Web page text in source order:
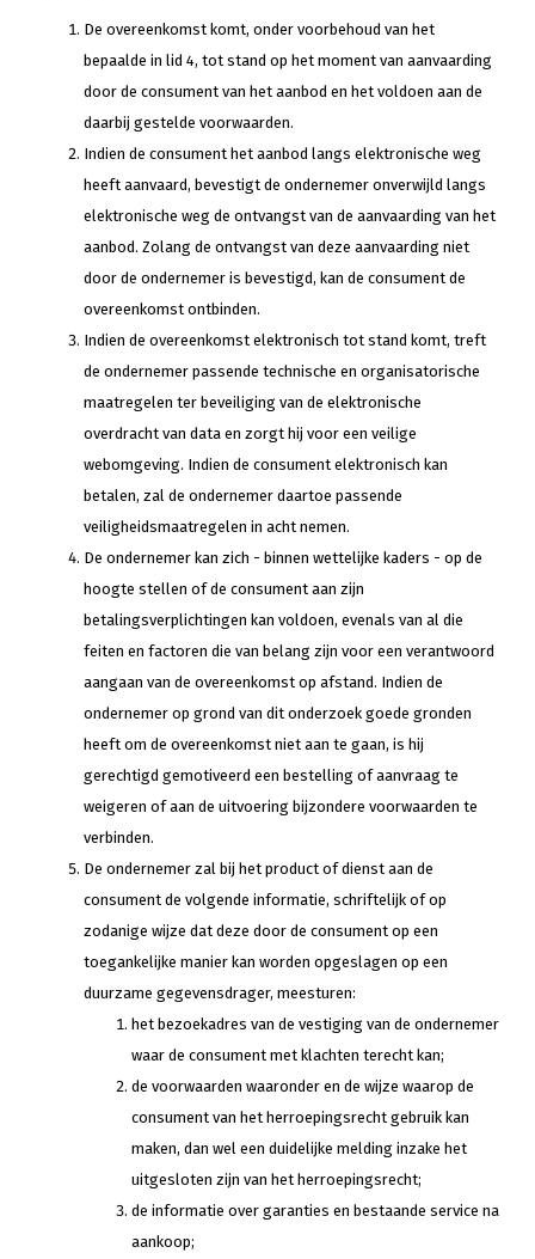
De overeenkomst komt, onder voorbehoud van het
bepaalde in lid 4, tot stand op het moment van aanvaarding
door de consument van het aanbod en het voldoen aan de
daarbij gestelde voorwaarden.
Indien de consument het aanbod langs elektronische weg
heeft aanvaard, bevestigt de ondernemer onverwijld langs
elektronische weg de ontvangst van de aanvaarding van het
aanbod. Zolang de ontvangst van deze aanvaarding niet
door de ondernemer is bevestigd, kan de consument de
overeenkomst ontbinden.
Indien de overeenkomst elektronisch tot stand komt, treft
de ondernemer passende technische en organisatorische
maatregelen ter beveiliging van de elektronische
overdracht van data en zorgt hij voor een veilige
webomgeving. Indien de consument elektronisch kan
betalen, zal de ondernemer daartoe passende
veiligheidsmaatregelen in acht nemen.
De ondernemer kan zich - binnen wettelijke kaders - op de
hoogte stellen of de consument aan zijn
betalingsverplichtingen kan voldoen, evenals van al die
feiten en factoren die van belang zijn voor een verantwoord
aangaan van de overeenkomst op afstand. Indien de
ondernemer op grond van dit onderzoek goede gronden
heeft om de overeenkomst niet aan te gaan, is hij
gerechtigd gemotiveerd een bestelling of aanvraag te
weigeren of aan de uitvoering bijzondere voorwaarden te
verbinden.
De ondernemer zal bij het product of dienst aan de
consument de volgende informatie, schriftelijk of op
zodanige wijze dat deze door de consument op een
toegankelijke manier kan worden opgeslagen op een
duurzame gegevensdrager, meesturen:
het bezoekadres van de vestiging van de ondernemer
waar de consument met klachten terecht kan;
de voorwaarden waaronder en de wijze waarop de
consument van het herroepingsrecht gebruik kan
maken, dan wel een duidelijke melding inzake het
uitgesloten zijn van het herroepingsrecht;
de informatie over garanties en bestaande service na
aankoop;